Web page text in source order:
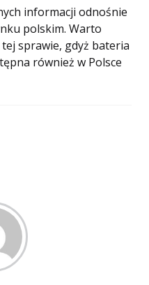
informacji odnośnie
polskim. Warto
sprawie, gdyż bateria
również w Polsce